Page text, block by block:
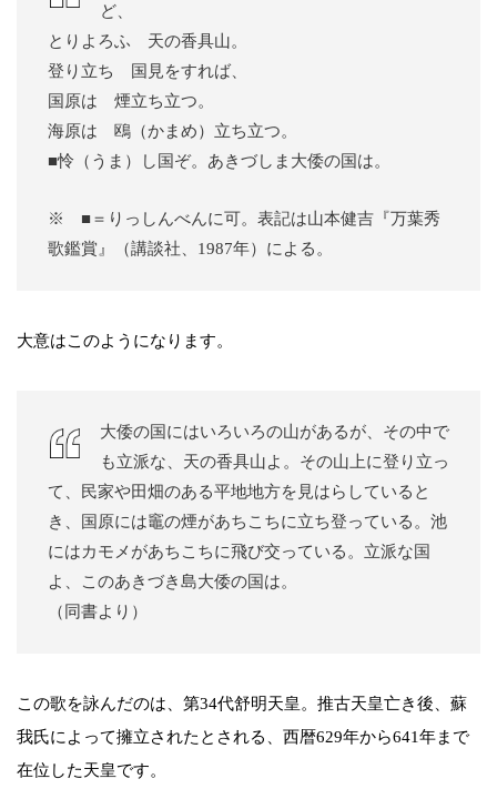
ど、
とりよろふ 天の香具山。
登り立ち 国見をすれば、
国原は 煙立ち立つ。
海原は 鴎（かまめ）立ち立つ。
■怜（うま）し国ぞ。あきづしま大倭の国は。
※ ■＝りっしんべんに可。表記は山本健吉『万葉秀
歌鑑賞』（講談社、1987年）による。
大意はこのようになります。
大倭の国にはいろいろの山があるが、その中で
も立派な、天の香具山よ。その山上に登り立っ
て、民家や田畑のある平地地方を見はらしていると
き、国原には竈の煙があちこちに立ち登っている。池
にはカモメがあちこちに飛び交っている。立派な国
よ、このあきづき島大倭の国は。
（同書より）
この歌を詠んだのは、第34代舒明天皇。推古天皇亡き後、蘇
我氏によって擁立されたとされる、西暦629年から641年まで
在位した天皇です。